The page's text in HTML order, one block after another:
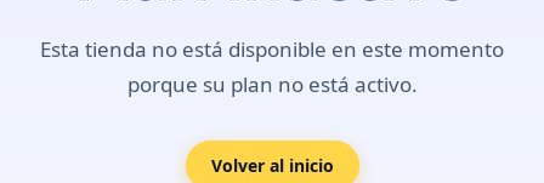
Esta tienda no está disponible en este momento
porque su plan no está activo.
Volver al inicio